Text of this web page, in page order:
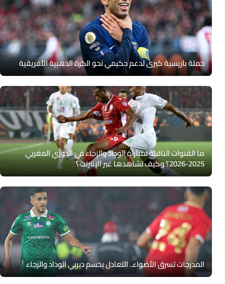
حملة باريسية كبرى لدعم حكيمي نحو الكرة الذهبية الأفريقية
ما القنوات الناقلة لمباراة الوداد والرجاء في الدوري المغربي
2025-2026؟ وكيف تشاهدها عبر الإنترنت؟
المدرجات تسرق الأضواء.. التعادل يحسم ديربي الوداد والرجاء